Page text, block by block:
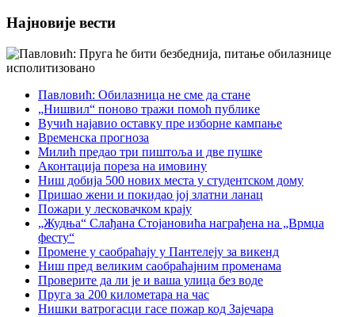
Најновије вести
Павловић: Обилазница не сме да стане
„Нишвил“ поново тражи помоћ публике
Вучић најавио оставку пре изборне кампање
Временска прогноза
Милић предао три пиштоља и две пушке
Аконтација пореза на имовину
Ниш добија 500 нових места у студентском дому
Пришао жени и покидао јој златни ланац
Пожари у лесковачком крају
„Жудња“ Слађана Стојановића награђена на „Врмџа
фесту“
Промене у саобраћају у Пантелеју за викенд
Ниш пред великим саобраћајним променама
Проверите да ли је и ваша улица без воде
Пруга за 200 километара на час
Нишки ватрогасци гасе пожар код Зајечара